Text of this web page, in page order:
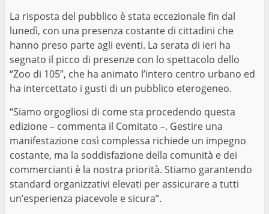
La risposta del pubblico è stata eccezionale fin dal
lunedì, con una presenza costante di cittadini che
hanno preso parte agli eventi. La serata di ieri ha
segnato il picco di presenze con lo spettacolo dello
“Zoo di 105”, che ha animato l’intero centro urbano ed
ha intercettato i gusti di un pubblico eterogeneo.
“Siamo orgogliosi di come sta procedendo questa
edizione – commenta il Comitato –. Gestire una
manifestazione così complessa richiede un impegno
costante, ma la soddisfazione della comunità e dei
commercianti è la nostra priorità. Stiamo garantendo
standard organizzativi elevati per assicurare a tutti
un’esperienza piacevole e sicura”.